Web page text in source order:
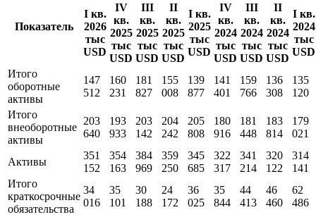
Показатель
I кв.
2026
тыс
USD
IV
кв.
2025
тыс
USD
III
кв.
2025
тыс
USD
II
кв.
2025
тыс
USD
I кв.
2025
тыс
USD
IV
кв.
2024
тыс
USD
III
кв.
2024
тыс
USD
II
кв.
2024
тыс
USD
I кв.
2024
тыс
USD
Итого
оборотные
активы
147
512
160
231
181
827
155
008
139
877
141
401
159
766
136
308
135
120
Итого
внеоборотные
активы
203
640
193
933
203
142
204
242
205
808
180
916
181
448
183
814
179
021
Активы
351
152
354
163
384
969
359
250
345
685
322
317
341
214
320
122
314
141
Итого
краткосрочные
обязательства
34
016
35
101
30
188
24
172
36
025
35
844
44
413
46
460
62
486